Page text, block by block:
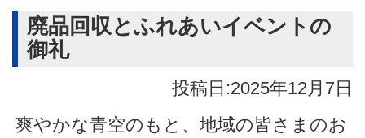
廃品回収とふれあいイベントの
御礼
投稿日:2025年12月7日
爽やかな青空のもと、地域の皆さまのお